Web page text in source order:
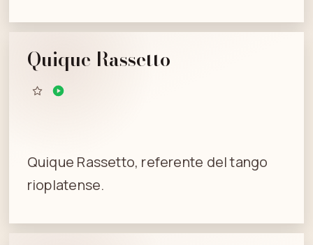
Quique Rassetto
Quique Rassetto, referente del tango
rioplatense.